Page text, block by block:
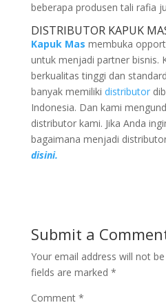
beberapa produsen tali rafia
DISTRIBUTOR KAPUK
Kapuk Mas membuka
untuk menjadi partner bisnis.
berkualitas tinggi dan
banyak memiliki distributor
Indonesia. Dan kami
distributor kami. Jika Anda
bagaimana menjadi
disini.
Submit a
Your email address will not
fields are marked *
Comment *